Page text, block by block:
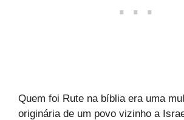
Quem foi Rute na bíblia era uma
originária de um povo vizinho a